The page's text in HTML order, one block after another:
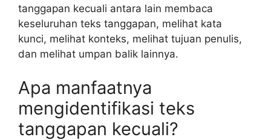
tanggapan kecuali antara lain membaca
keseluruhan teks tanggapan, melihat kata
kunci, melihat konteks, melihat tujuan penulis,
dan melihat umpan balik lainnya.
Apa manfaatnya
mengidentifikasi teks
tanggapan kecuali?